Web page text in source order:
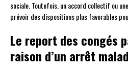
sociale. Toutefois, un accord collectif ou
prévoir des dispositions plus favorables
Le report des congés
raison d’un arrêt